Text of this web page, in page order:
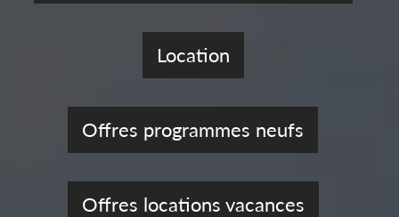
Location
Offres programmes neufs
Offres locations vacances